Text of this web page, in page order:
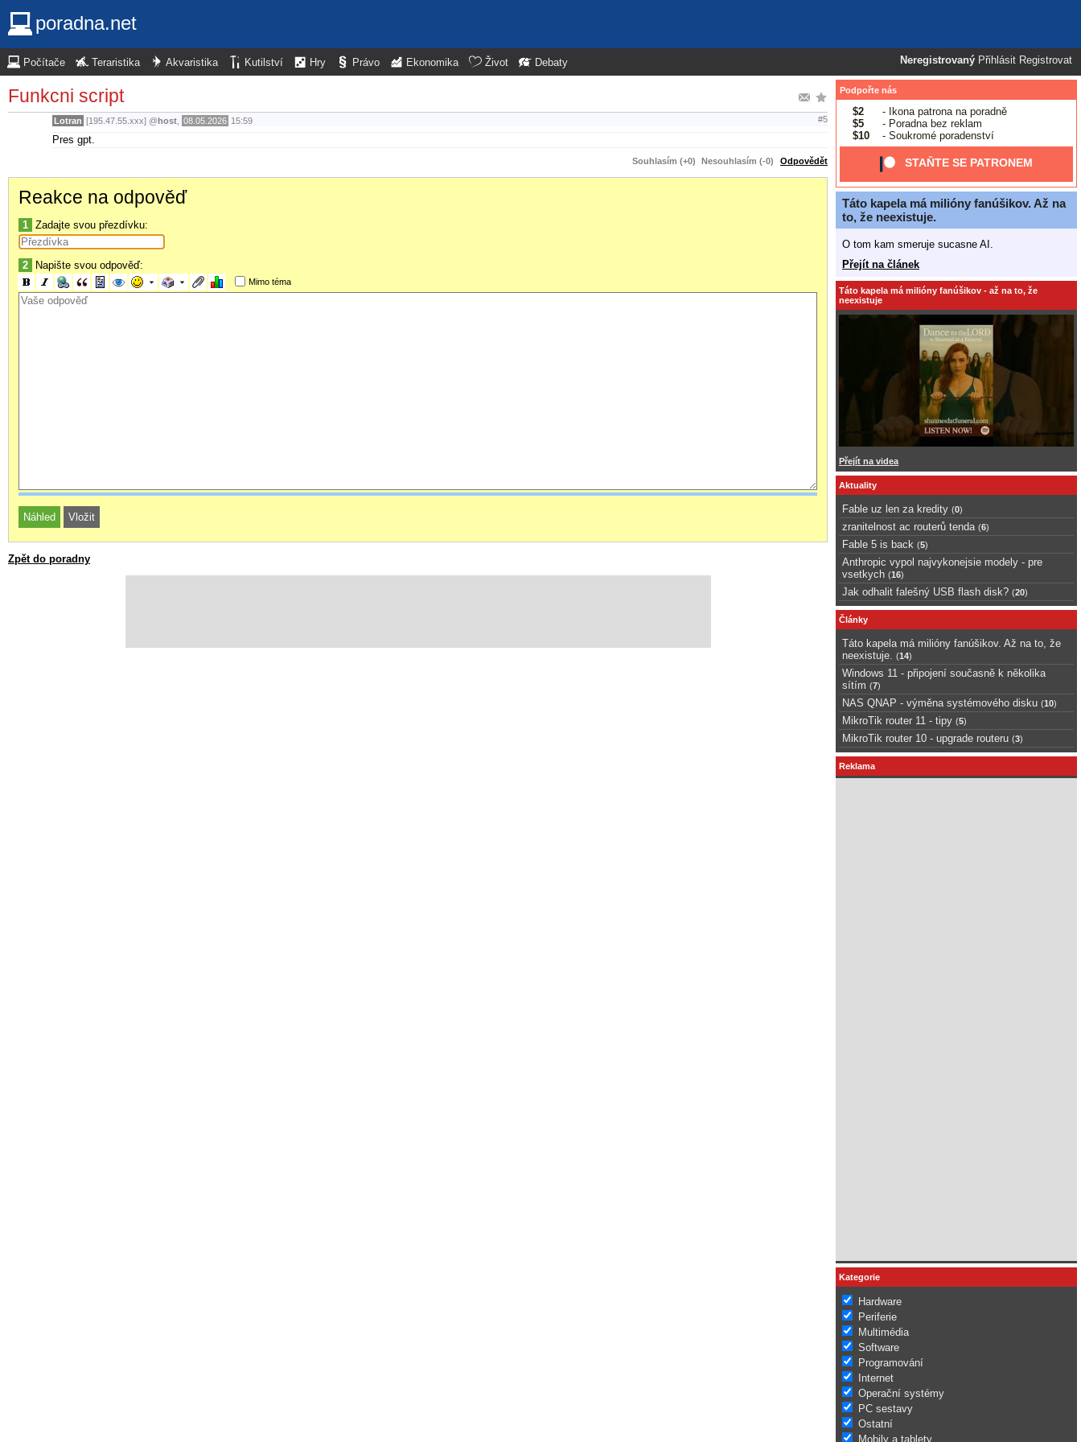
poradna.net
Neregistrovaný Přihlásit Registrovat
Počítače Teraristika Akvaristika Kutilství Hry Právo Ekonomika Život Debaty
Funkcni script
Lotran [195.47.55.xxx] @host 08.05.2026 15:59 #5
Pres gpt.
Souhlasím (+0) Nesouhlasím (-0) Odpovědět
Reakce na odpověď
1 Zadajte svou přezdívku:
2 Napište svou odpověď:
Mimo téma
Zpět do poradny
Podpořte nás
$2
- Ikona patrona na poradně
$5
- Poradna bez reklam
$10
- Soukromé poradenství
STAŇTE SE PATRONEM
Táto kapela má milióny fanúšikov. Až na
to, že neexistuje.
O tom kam smeruje sucasne AI.
Přejít na článek
Táto kapela má milióny fanúšikov - až na to, že
neexistuje
Přejít na videa
Aktuality
Fable uz len za kredity (0)
zranitelnost ac routerů tenda (6)
Fable 5 is back (5)
Anthropic vypol najvykonejsie modely - pre
vsetkych (16)
Jak odhalit falešný USB flash disk? (20)
Články
Táto kapela má milióny fanúšikov. Až na to, že
neexistuje.
(14)
Windows 11 - připojení současně k několika
sítím (7)
NAS QNAP - výměna systémového disku (10)
MikroTik router 11 - tipy (5)
MikroTik router 10 - upgrade routeru (3)
Reklama
Kategorie
Hardware
Periferie
Multimédia
Software
Programování
Internet
Operační systémy
PC sestavy
Ostatní
Mobily a tablety